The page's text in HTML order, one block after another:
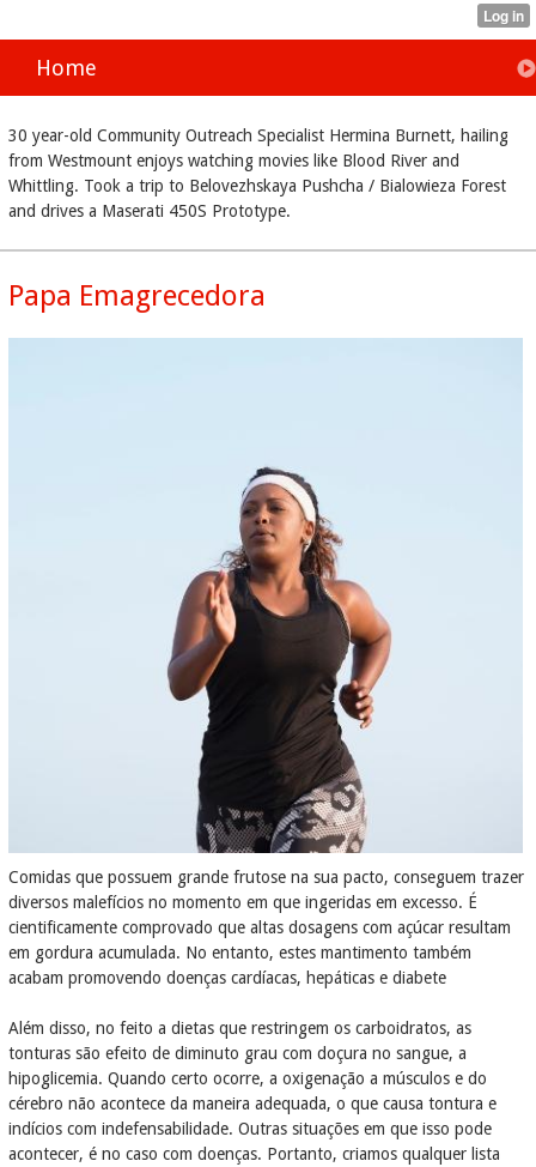
Home
30 year-old Community Outreach Specialist Hermina Burnett, hailing
from Westmount enjoys watching movies like Blood River and
Whittling. Took a trip to Belovezhskaya Pushcha / Bialowieza Forest
and drives a Maserati 450S Prototype.
Papa Emagrecedora
Comidas que possuem grande frutose na sua pacto, conseguem trazer
diversos malefícios no momento em que ingeridas em excesso. É
cientificamente comprovado que altas dosagens com açúcar resultam
em gordura acumulada. No entanto, estes mantimento também
acabam promovendo doenças cardíacas, hepáticas e diabete
Além disso, no feito a dietas que restringem os carboidratos, as
tonturas são efeito de diminuto grau com doçura no sangue, a
hipoglicemia. Quando certo ocorre, a oxigenação a músculos e do
cérebro não acontece da maneira adequada, o que causa tontura e
indícios com indefensabilidade. Outras situações em que isso pode
acontecer, é no caso com doenças. Portanto, criamos qualquer lista